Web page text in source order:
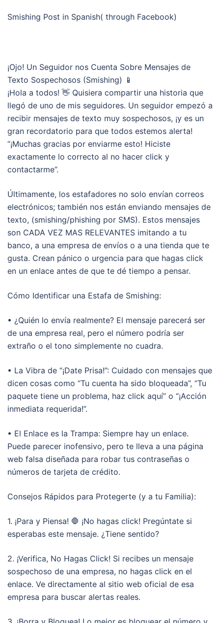
Smishing Post in Spanish( through Facebook)
¡Ojo! Un Seguidor nos Cuenta Sobre Mensajes de
Texto Sospechosos (Smishing) 📱
¡Hola a todos! 👋 Quisiera compartir una historia que
llegó de uno de mis seguidores. Un seguidor empezó a
recibir mensajes de texto muy sospechosos, ¡y es un
gran recordatorio para que todos estemos alerta!
“¡Muchas gracias por enviarme esto! Hiciste
exactamente lo correcto al no hacer click y
contactarme”.
Últimamente, los estafadores no solo envían correos
electrónicos; también nos están enviando mensajes de
texto, (smishing/phishing por SMS). Estos mensajes
son CADA VEZ MAS RELEVANTES imitando a tu
banco, a una empresa de envíos o a una tienda que te
gusta. Crean pánico o urgencia para que hagas click
en un enlace antes de que te dé tiempo a pensar.
Cómo Identificar una Estafa de Smishing:
• ¿Quién lo envía realmente? El mensaje parecerá ser
de una empresa real, pero el número podría ser
extraño o el tono simplemente no cuadra.
• La Vibra de “¡Date Prisa!”: Cuidado con mensajes que
dicen cosas como “Tu cuenta ha sido bloqueada”, “Tu
paquete tiene un problema, haz click aquí” o “¡Acción
inmediata requerida!”.
• El Enlace es la Trampa: Siempre hay un enlace.
Puede parecer inofensivo, pero te lleva a una página
web falsa diseñada para robar tus contraseñas o
números de tarjeta de crédito.
Consejos Rápidos para Protegerte (y a tu Familia):
1. ¡Para y Piensa! 🛑 ¡No hagas click! Pregúntate si
esperabas este mensaje. ¿Tiene sentido?
2. ¡Verifica, No Hagas Click! Si recibes un mensaje
sospechoso de una empresa, no hagas click en el
enlace. Ve directamente al sitio web oficial de esa
empresa para buscar alertas reales.